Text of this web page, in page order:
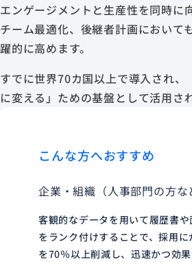
エンゲージメントと生産性を同時に
チーム最適化、後継者計画において
躍的に高めます。
すでに世界70カ国以上で導入され、
に変える」ための基盤として活用さ
こんな方へおすすめ
企業・組織（人事部門の方な
客観的なデータを用いて履歴書
をランク付けすることで、採用
を70％以上削減し、迅速かつ効